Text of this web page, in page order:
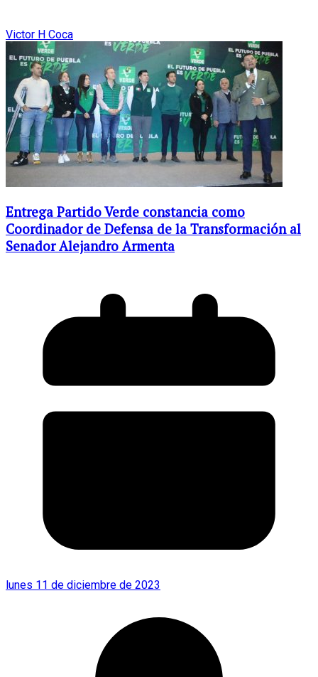
Victor H Coca
Entrega Partido Verde constancia como
Coordinador de Defensa de la Transformación al
Senador Alejandro Armenta
lunes 11 de diciembre de 2023